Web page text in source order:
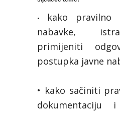
•
kako pravilno
nabavke,
primijeniti
postupka javne
• kako sačiniti
dokumentaciju